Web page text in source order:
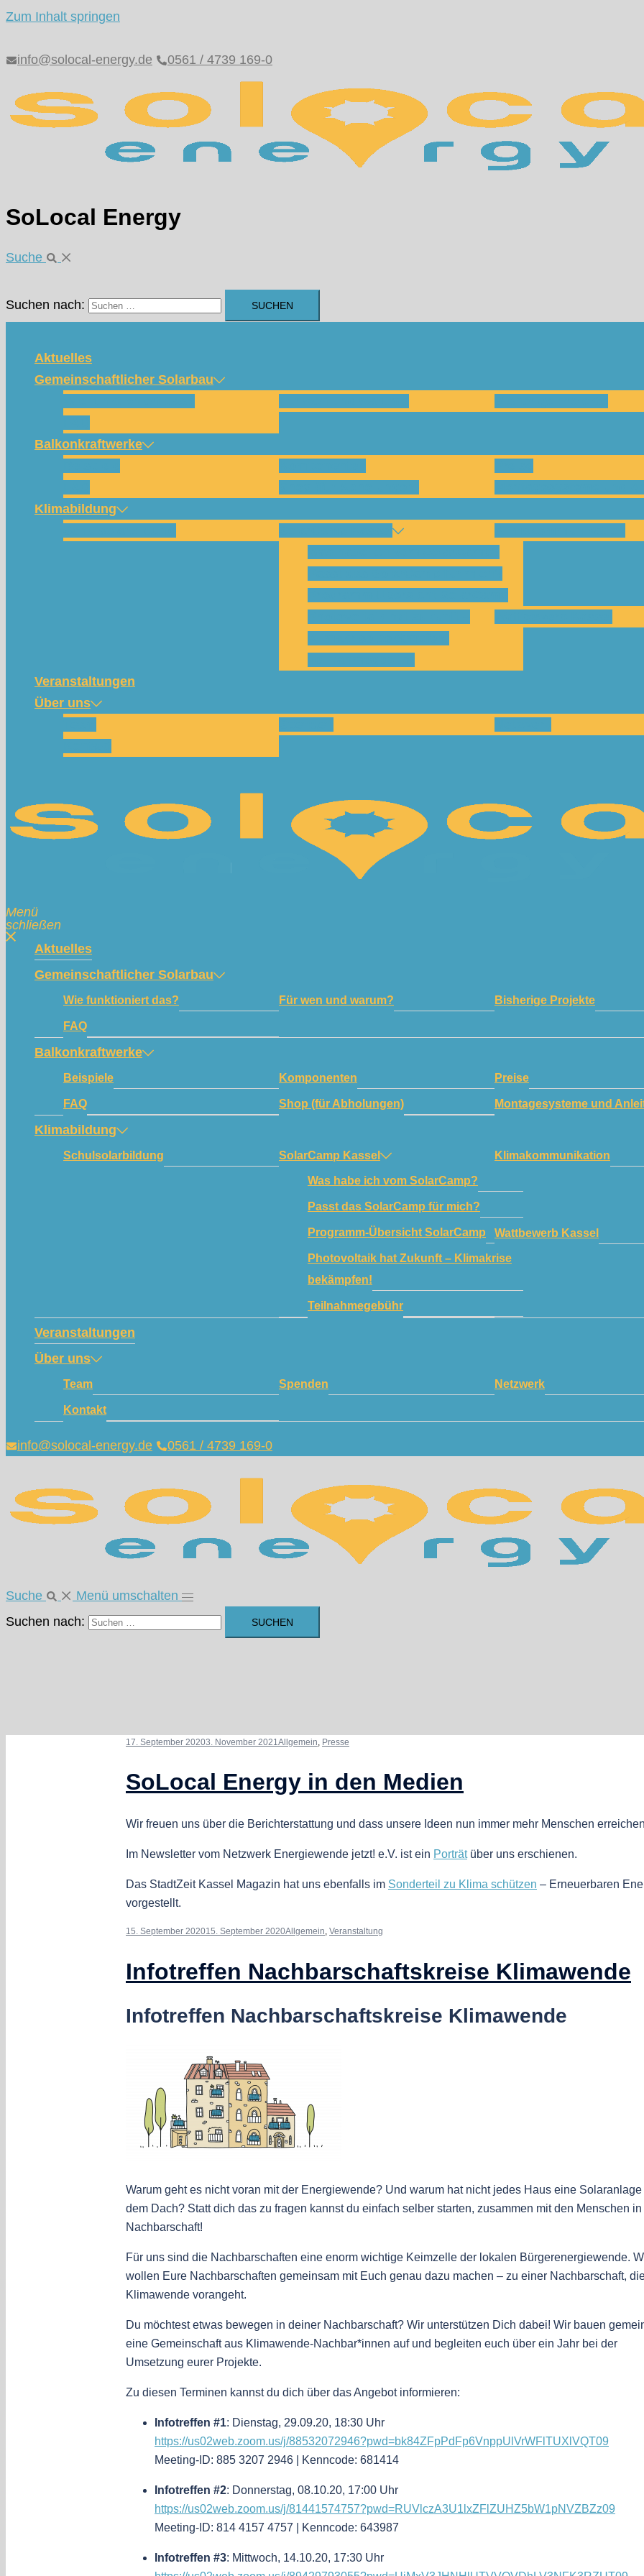
Zum Inhalt springen
info@solocal-energy.de 0561 / 4739 169-0
SoLocal Energy
Suche
Suchen nach:
Aktuelles
Gemeinschaftlicher Solarbau
Balkonkraftwerke
Klimabildung
Veranstaltungen
Über uns
Menü
schließen
Aktuelles
Gemeinschaftlicher Solarbau
Wie funktioniert das? Für wen und warum? Bisherige Projekte
FAQ
Balkonkraftwerke
Beispiele Komponenten Preise
FAQ Shop (für Abholungen) Montagesysteme und
Klimabildung
Schulsolarbildung SolarCamp Kassel
Was habe ich vom SolarCamp?
Passt das SolarCamp für mich?
Programm-Übersicht SolarCamp
Photovoltaik hat Zukunft – Klimakrise
bekämpfen!
Teilnahmegebühr
Klimakommunikation
Wattbewerb Kassel
Veranstaltungen
Über uns
Team Spenden Netzwerk
Kontakt
info@solocal-energy.de 0561 / 4739 169-0
Suche
Menü umschalten
Suchen nach:
17. September 20203. November 2021Allgemein, Presse
SoLocal Energy in den Medien
Wir freuen uns über die Berichterstattung und dass unsere Ideen nun immer mehr Menschen
Im Newsletter vom Netzwerk Energiewende jetzt! e.V. ist ein Porträtüber uns erschienen.
Das StadtZeit Kassel Magazin hat uns ebenfalls im Sonderteil zu Klima schützen – Erneuerbaren
vorgestellt.
15. September 202015. September 2020Allgemein, Veranstaltung
Infotreffen Nachbarschaftskreise Klimawende
Infotreffen Nachbarschaftskreise Klimawende
Warum geht es nicht voran mit der Energiewende? Und warum hat nicht jedes Haus eine Solaranlage
dem Dach? Statt dich das zu fragen kannst du einfach selber starten, zusammen mit den Menschen
Nachbarschaft!
Für uns sind die Nachbarschaften eine enorm wichtige Keimzelle der lokalen Bürgerenergiewende.
wollen Eure Nachbarschaften gemeinsam mit Euch genau dazu machen – zu einer Nachbarschaft,
Klimawende vorangeht.
Du möchtest etwas bewegen in deiner Nachbarschaft? Wir unterstützen Dich dabei! Wir bauen
eine Gemeinschaft aus Klimawende-Nachbar*innen auf und begleiten euch über ein Jahr bei der
Umsetzung eurer Projekte.
Zu diesen Terminen kannst du dich über das Angebot informieren:
Infotreffen #1: Dienstag, 29.09.20, 18:30 Uhr
https://us02web.zoom.us/j/88532072946?pwd=bk84ZFpPdFp6VnppUlVrWFlTUXlVQT09
Meeting-ID: 885 3207 2946 | Kenncode: 681414
Infotreffen #2: Donnerstag, 08.10.20, 17:00 Uhr
https://us02web.zoom.us/j/81441574757?pwd=RUVlczA3U1lxZFlZUHZ5bW1pNVZBZz09
Meeting-ID: 814 4157 4757 | Kenncode: 643987
Infotreffen #3: Mittwoch, 14.10.20, 17:30 Uhr